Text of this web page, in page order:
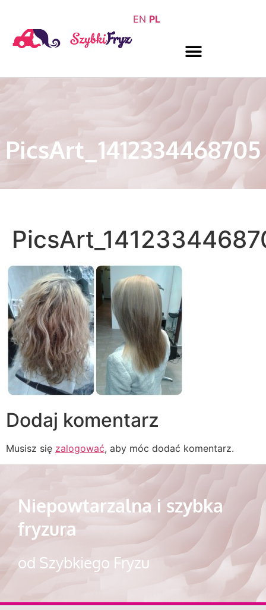
EN PL
PicsArt_1412334468705
Dodaj komentarz
Musisz się zalogować, aby móc dodać komentarz.
Niepowtarzalna i szybka
fryzura
od Szybkiego Fryzu